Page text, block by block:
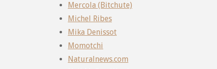
Mercola (Bitchute)
Michel Ribes
Mika Denissot
Momotchi
Naturalnews.com